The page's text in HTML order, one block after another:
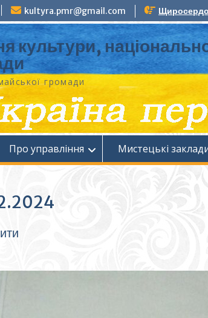
kultyra.pmr@gmail.com Щиросердо
культури,
громади
Про управління Мистецькі